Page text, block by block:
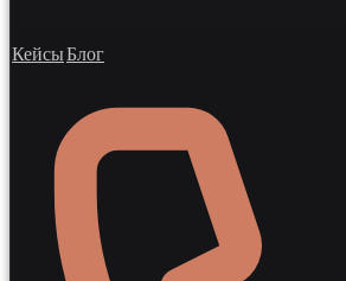
КейсыБлог